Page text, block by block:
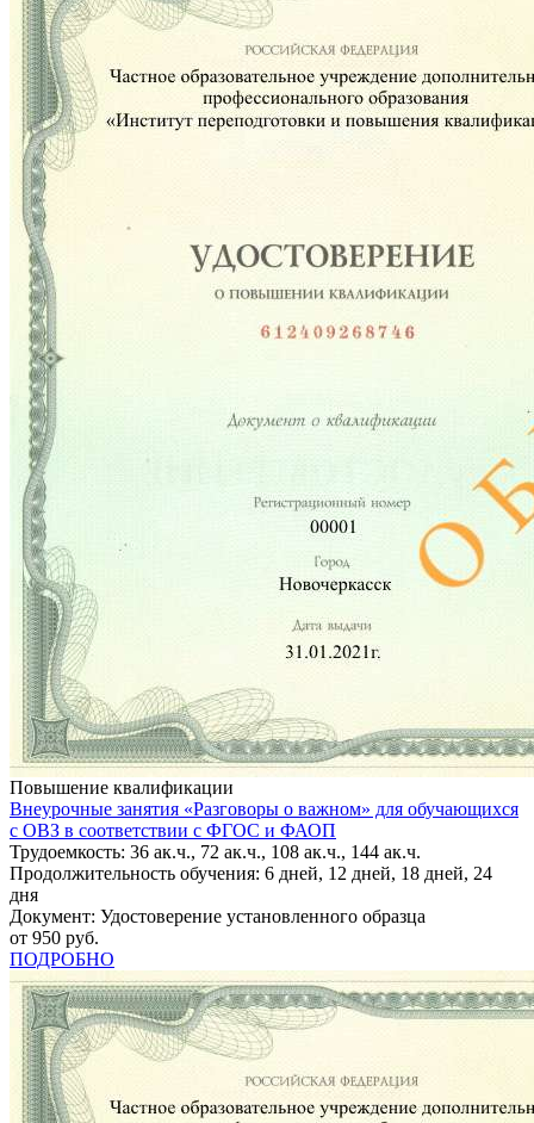
Повышение квалификации
Внеурочные занятия «Разговоры о важном» для обучающихся
с ОВЗ в соответствии с ФГОС и ФАОП
Трудоемкость: 36 ак.ч., 72 ак.ч., 108 ак.ч., 144 ак.ч.
Продолжительность обучения: 6 дней, 12 дней, 18 дней, 24
дня
Документ: Удостоверение установленного образца
от 950 руб.
ПОДРОБНО